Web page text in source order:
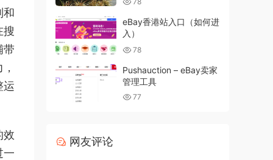
和
搜
带
运
效
一
eBay香港站入口（如何进
入）
78
Pushauction – eBay卖家
管理工具
77
网友评论